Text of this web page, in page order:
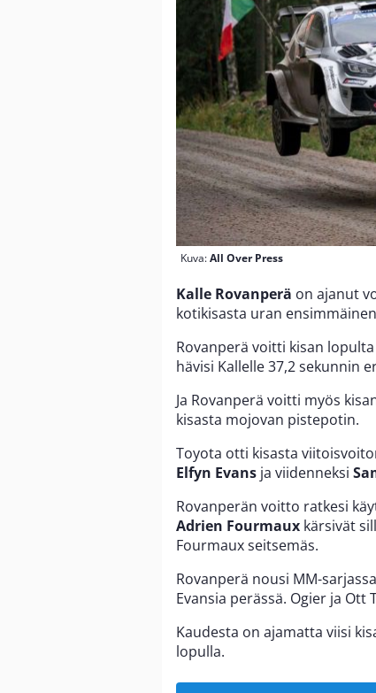
Kuva:All Over Press
Kalle Rovanperä on ajanut
kotikisasta uran
Rovanperä voitti kisan
hävisi Kallelle 37,2 sekunnin
Ja Rovanperä voitti myös
kisasta mojovan pistepotin.
Toyota otti kisasta
Elfyn Evans ja viidenneksi
Rovanperän voitto ratkesi
Adrien Fourmaux kärsivät
Fourmaux seitsemäs.
Rovanperä nousi MM-
Evansia perässä. Ogier ja Ott
Kaudesta on ajamatta viisi
lopulla.